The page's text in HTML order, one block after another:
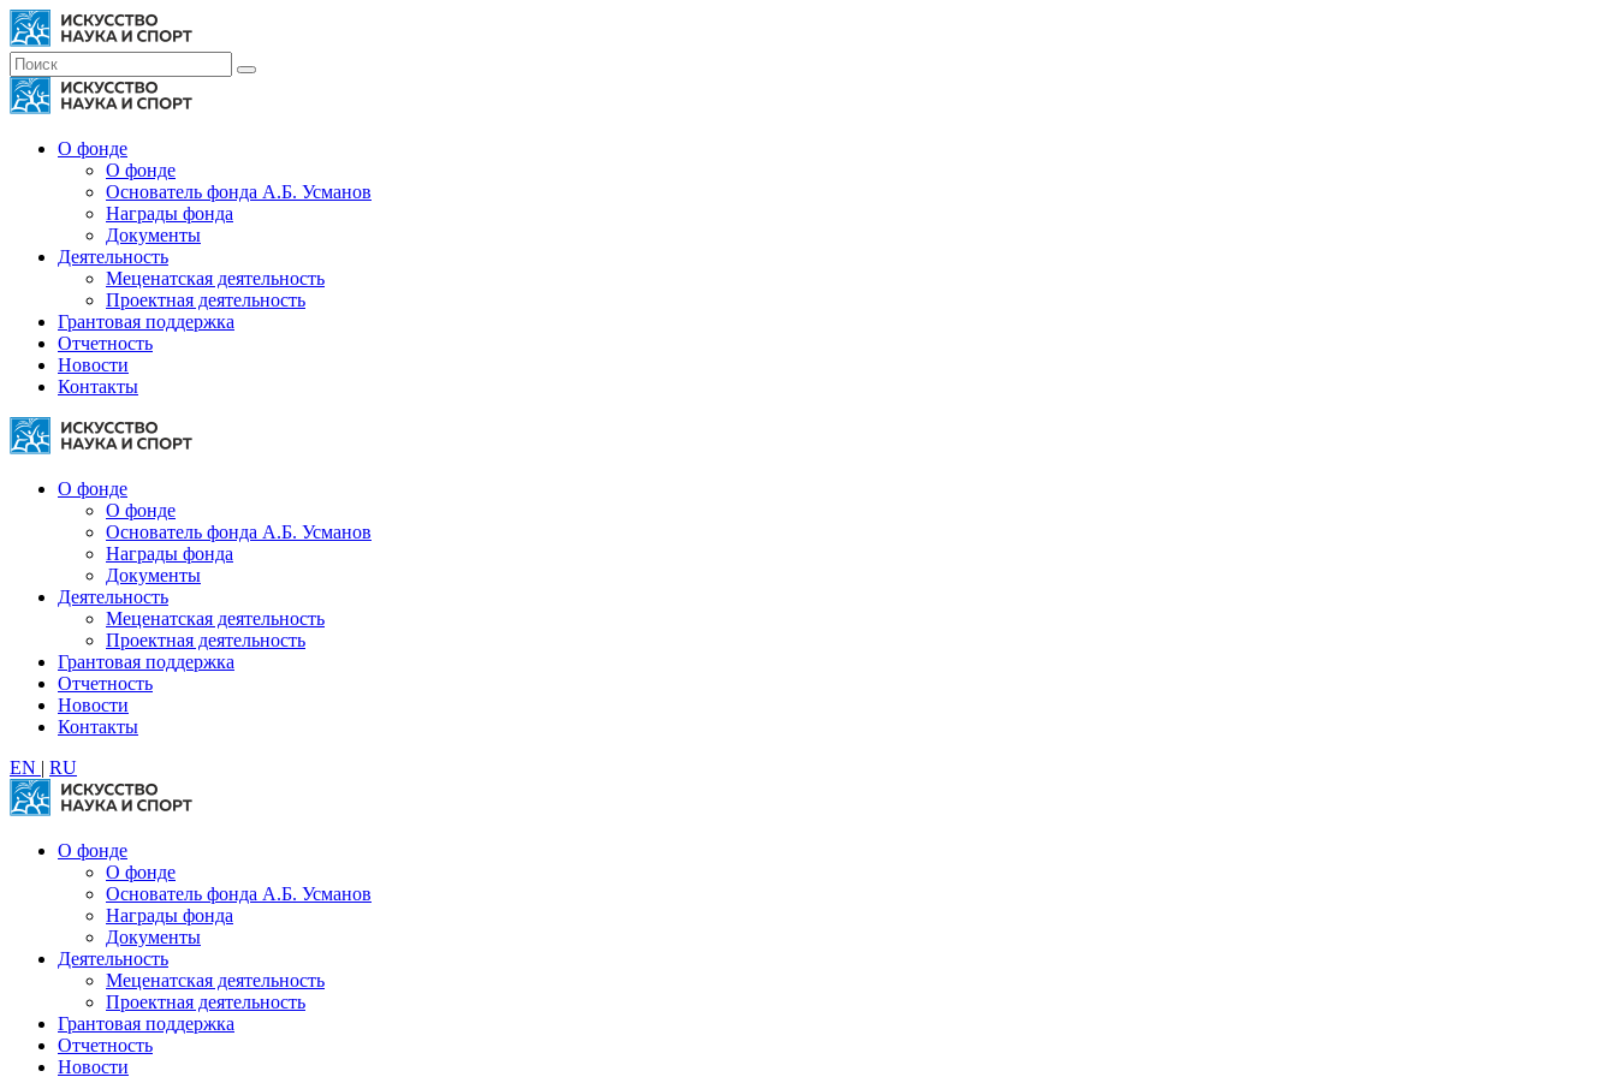
О фонде
О фонде
Основатель фонда А.Б. Усманов
Награды фонда
Документы
Деятельность
Меценатская деятельность
Проектная деятельность
Грантовая поддержка
Отчетность
Новости
Контакты
О фонде
О фонде
Основатель фонда А.Б. Усманов
Награды фонда
Документы
Деятельность
Меценатская деятельность
Проектная деятельность
Грантовая поддержка
Отчетность
Новости
Контакты
EN | RU
О фонде
О фонде
Основатель фонда А.Б. Усманов
Награды фонда
Документы
Деятельность
Меценатская деятельность
Проектная деятельность
Грантовая поддержка
Отчетность
Новости